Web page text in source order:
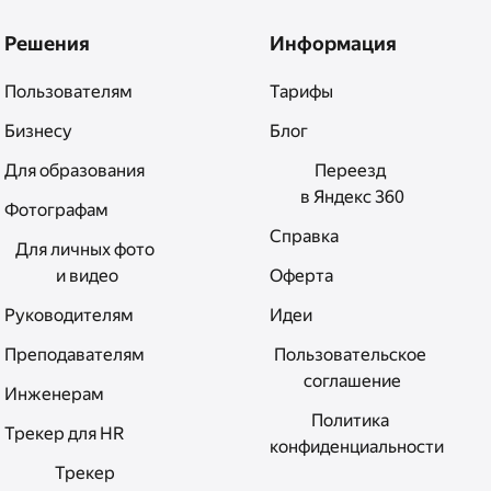
Решения
Пользователям
Бизнесу
Для образования
Фотографам
Для личных фото
и видео
Руководителям
Преподавателям
Инженерам
Трекер для HR
Трекер
Информация
Тарифы
Блог
Переезд
в Яндекс 360
Справка
Оферта
Идеи
Пользовательское
соглашение
Политика
конфиденциальности